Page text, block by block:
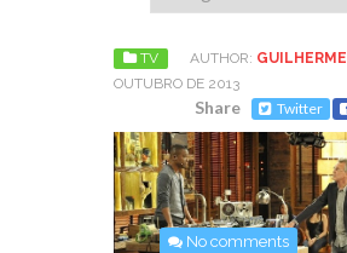
TV AUTHOR: GUILHERME
OUTUBRO DE 2013
Share Twitter
No comments